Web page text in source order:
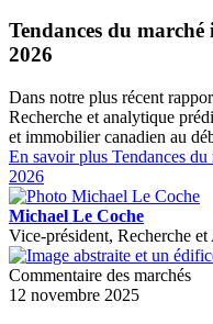
Tendances du
2026
Dans notre plus récent
Recherche et analytique
et immobilier canadien au
En savoir plus Tendances
2026
Michael Le Coche
Vice-président, Recherche
Commentaire des marchés
12 novembre 2025